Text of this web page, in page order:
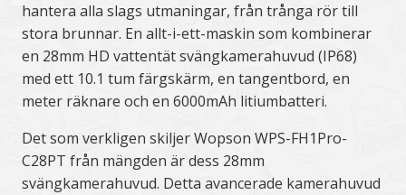
hantera alla slags utmaningar, från trånga rör till
stora brunnar. En allt-i-ett-maskin som kombinerar
en 28mm HD vattentät svängkamerahuvud (IP68)
med ett 10.1 tum färgskärm, en tangentbord, en
meter räknare och en 6000mAh litiumbatteri.
Det som verkligen skiljer Wopson WPS-FH1Pro-
C28PT från mängden är dess 28mm
svängkamerahuvud. Detta avancerade kamerahuvud